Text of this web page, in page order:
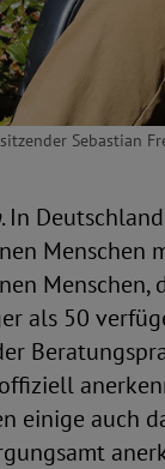
Sebastian
. In
Menschen
Menschen,
als 50
einige auch